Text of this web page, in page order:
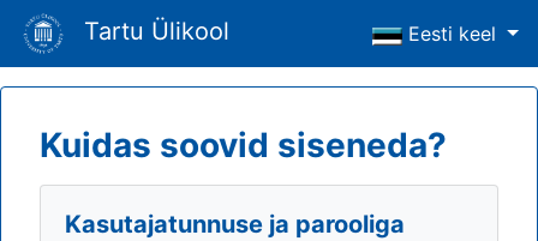
Tartu Ülikool Eesti keel
Kuidas soovid siseneda?
Kasutajatunnuse ja parooliga